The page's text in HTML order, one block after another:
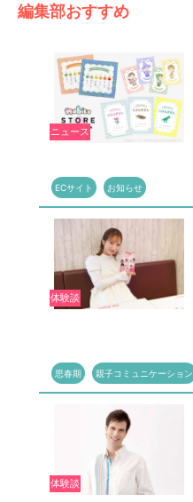
編集部おすすめ
ニュース
ECサイト お知らせ
体験談
思春期 親子コミュニケーション
体験談